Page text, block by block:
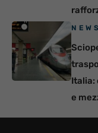
NEWS
Italia:
e